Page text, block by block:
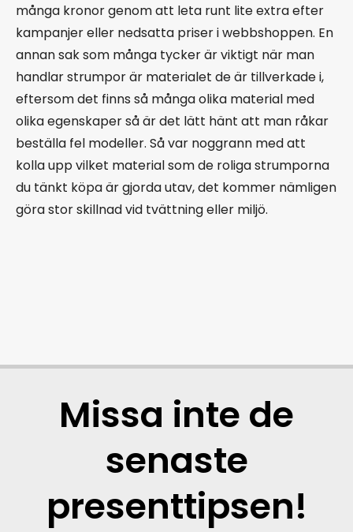
många kronor genom att leta runt lite extra efter
kampanjer eller nedsatta priser i webbshoppen. En
annan sak som många tycker är viktigt när man
handlar strumpor är materialet de är tillverkade i,
eftersom det finns så många olika material med
olika egenskaper så är det lätt hänt att man råkar
beställa fel modeller. Så var noggrann med att
kolla upp vilket material som de roliga strumporna
du tänkt köpa är gjorda utav, det kommer nämligen
göra stor skillnad vid tvättning eller miljö.
Missa inte de
senaste
presenttipsen!